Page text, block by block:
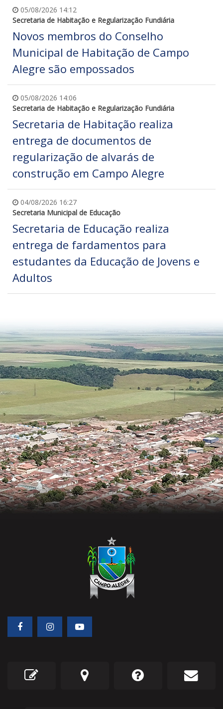
05/08/2026 14:12
Secretaria de Habitação e Regularização Fundiária
Novos membros do Conselho
Municipal de Habitação de Campo
Alegre são empossados
05/08/2026 14:06
Secretaria de Habitação e Regularização Fundiária
Secretaria de Habitação realiza
entrega de documentos de
regularização de alvarás de
construção em Campo Alegre
04/08/2026 16:27
Secretaria Municipal de Educação
Secretaria de Educação realiza
entrega de fardamentos para
estudantes da Educação de Jovens e
Adultos